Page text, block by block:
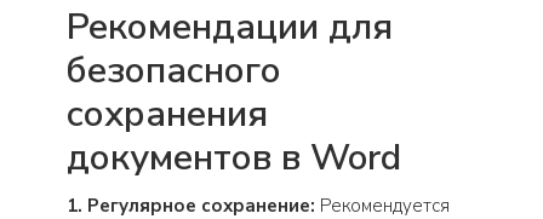
Рекомендации для
безопасного
сохранения
документов в Word
1. Регулярное сохранение: Рекомендуется